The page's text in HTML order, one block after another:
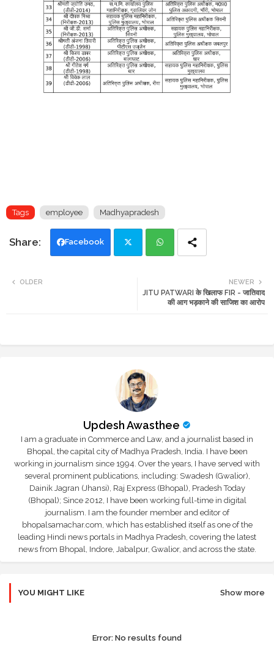
Tags employee Madhyapradesh
Facebook
ats
NEWER
JITU PATWARI के खिलाफ FIR - जातिवाद
की आग भड़काने की साजिश का आरोप
OLDER
Updesh Awasthee
I am a graduate in Commerce and Law, and a journalist based in
Bhopal, the capital city of Madhya Pradesh, India. I have been
working in journalism since 1994. Over the years, I have served with
several prominent publications, including: Swadesh (Gwalior),
Dainik Jagran (Jhansi), Raj Express (Bhopal), Pradesh Today
(Bhopal); Since 2012, I have been working full-time in digital
journalism. I am the founder member and editor of
bhopalsamachar.com, which has established itself as one of the
leading Hindi news portals in Madhya Pradesh, covering the latest
news from Bhopal, Indore, Jabalpur, Gwalior, and across the state.
YOU MIGHT LIKE Show more
Error: No results found